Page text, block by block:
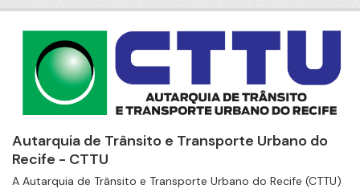
Autarquia de Trânsito e Transporte Urbano do
Recife - CTTU
A Autarquia de Trânsito e Transporte Urbano do Recife (CTTU)